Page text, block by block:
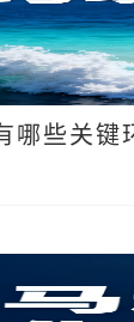
哪些关